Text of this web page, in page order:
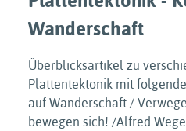
Wanderschaft
Überblicksartikel zu
Plattentektonik mit
auf Wanderschaft /
bewegen sich! /Alfred